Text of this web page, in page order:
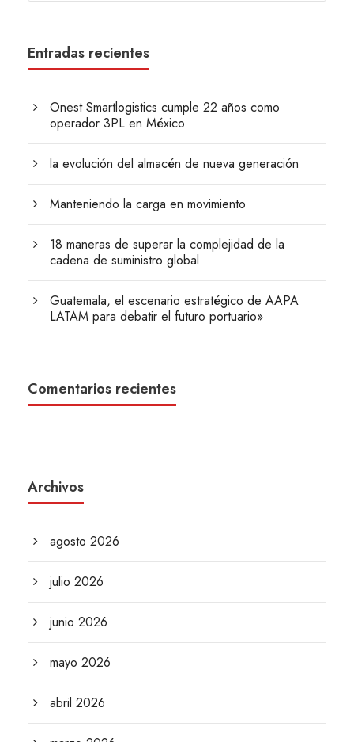
Entradas recientes
Onest Smartlogistics cumple 22 años como
operador 3PL en México
la evolución del almacén de nueva generación
Manteniendo la carga en movimiento
18 maneras de superar la complejidad de la
cadena de suministro global
Guatemala, el escenario estratégico de AAPA
LATAM para debatir el futuro portuario»
Comentarios recientes
Archivos
agosto 2026
julio 2026
junio 2026
mayo 2026
abril 2026